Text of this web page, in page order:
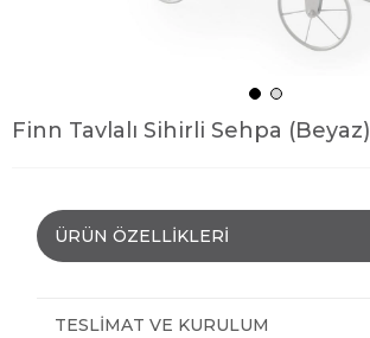
Finn Tavlalı Sihirli Sehpa (Beyaz)
ÜRÜN ÖZELLIKLERI
TESLIMAT VE KURULUM